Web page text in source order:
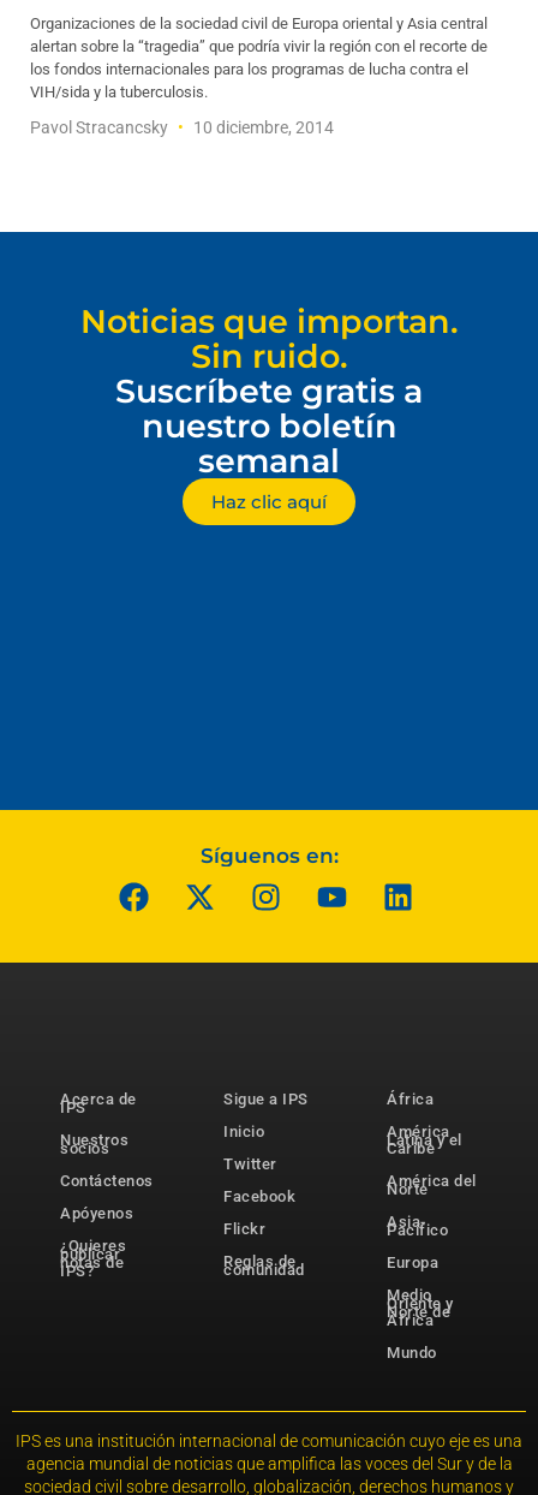
Organizaciones de la sociedad civil de Europa oriental y Asia central
alertan sobre la “tragedia” que podría vivir la región con el recorte de
los fondos internacionales para los programas de lucha contra el
VIH/sida y la tuberculosis.
Pavol Stracancsky 10 diciembre, 2014
Noticias que importan.
Sin ruido.
Suscríbete gratis a
nuestro boletín
semanal
Haz clic aquí
Síguenos en:
Acerca de
IPS
Nuestros
socios
Contáctenos
Apóyenos
¿Quieres
publicar
notas de
IPS?
Sigue a IPS
Inicio
Twitter
Facebook
Flickr
Reglas de
comunidad
África
América
Latina y el
Caribe
América del
Norte
Asia-
Pacífico
Europa
Medio
Oriente y
Norte de
África
Mundo
IPS es una institución internacional de comunicación cuyo eje es una
agencia mundial de noticias que amplifica las voces del Sur y de la
sociedad civil sobre desarrollo, globalización, derechos humanos y